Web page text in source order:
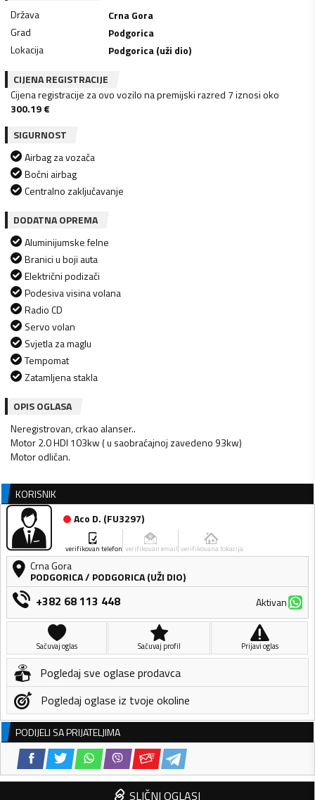
Država
Crna Gora
Grad
Podgorica
Lokacija
Podgorica (uži dio)
CIJENA REGISTRACIJE
Cijena registracije za ovo vozilo na premijski razred 7 iznosi oko
300.19€
SIGURNOST
Airbag za vozača
Bočni airbag
Centralno zaključavanje
DODATNA OPREMA
Aluminijumske felne
Branici u boji auta
Električni podizači
Podesiva visina volana
Radio CD
Servo volan
Svjetla za maglu
Tempomat
Zatamljena stakla
OPIS OGLASA
Neregistrovan, crkao alanser..
Motor 2.0 HDI 103kw ( u saobraćajnoj zavedeno 93kw)
Motor odličan.
KORISNIK
Aco D. (FU3297)
verifikovan telefon verifikovan email verifikovana lokacija
Crna Gora
PODGORICA/ PODGORICA (UŽI DIO)
+382 68 113 448 Aktivan
Sačuvaj oglas Sačuvaj profil Prijavi oglas
Pogledaj sve oglase prodavca
Pogledaj oglase iz tvoje okoline
PODIJELI SA PRIJATELJIMA
SLIČNI OGLASI